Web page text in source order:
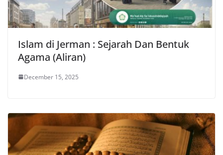
Islam di Jerman : Sejarah Dan Bentuk
Agama (Aliran)
December 15, 2025